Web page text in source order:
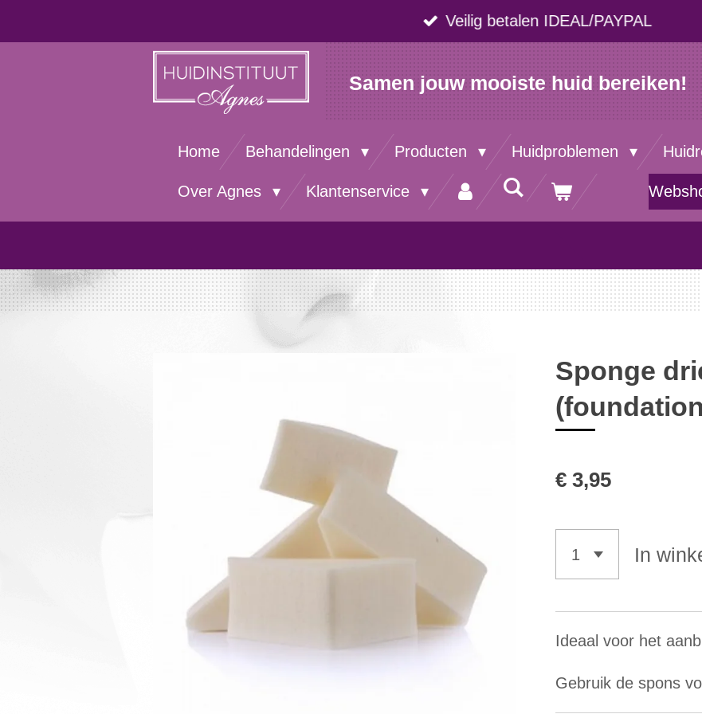
direct
Veilig betalen IDEAL/PAYPAL
Samen jouw mooiste huid bereiken!
Home Behandelingen Producten Huidproblemen
Over Agnes Klantenservice
Sponge
€ 3,95
In
Ideaal voor het
Gebruik de spons